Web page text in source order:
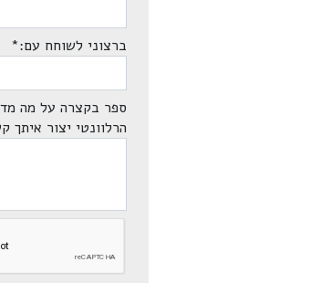
ברצוני לשוחח עם:*
ספר בקצרה על מה
הרלוונטי יצור איתך